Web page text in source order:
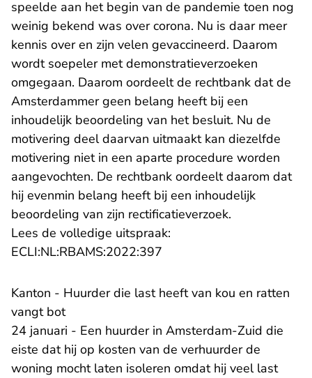
speelde aan het begin van de pandemie toen nog
weinig bekend was over corona. Nu is daar meer
kennis over en zijn velen gevaccineerd. Daarom
wordt soepeler met demonstratieverzoeken
omgegaan. Daarom oordeelt de rechtbank dat de
Amsterdammer geen belang heeft bij een
inhoudelijk beoordeling van het besluit. Nu de
motivering deel daarvan uitmaakt kan diezelfde
motivering niet in een aparte procedure worden
aangevochten. De rechtbank oordeelt daarom dat
hij evenmin belang heeft bij een inhoudelijk
beoordeling van zijn rectificatieverzoek.
Lees de volledige uitspraak:
ECLI:NL:RBAMS:2022:397
Kanton - Huurder die last heeft van kou en ratten
vangt bot
24 januari - Een huurder in Amsterdam-Zuid die
eiste dat hij op kosten van de verhuurder de
woning mocht laten isoleren omdat hij veel last